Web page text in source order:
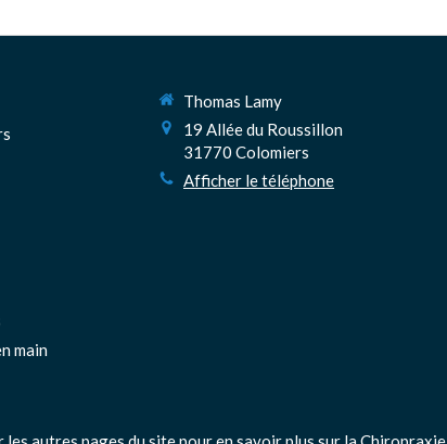
main
Thomas Lamy
19 Allée du Roussillon
31770 Colomiers
Afficher le téléphone